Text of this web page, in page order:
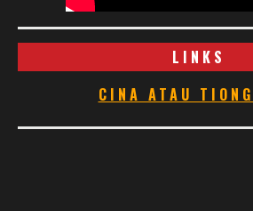
LINKS
CINA ATAU